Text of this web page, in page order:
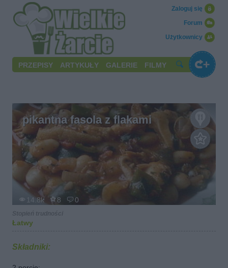
Użytkownicy
Forum
Zaloguj się
PRZEPISY ARTYKUŁY GALERIE FILMY
pikantna fasola z flakami
14.8k 8 0
Łatwy
Składniki: